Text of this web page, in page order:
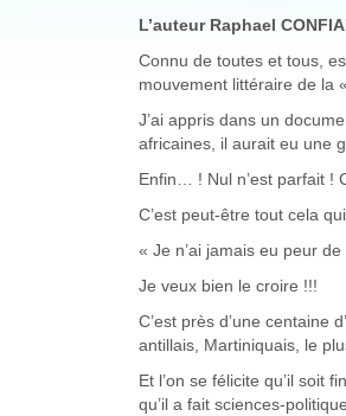
L’auteur Raphael
Connu de toutes et tous,
mouvement littéraire de la
J’ai appris dans un
africaines, il aurait eu une
Enfin… ! Nul n’est parfait !
C’est peut-être tout cela
« Je n’ai jamais eu peur
Je veux bien le croire !!!
C’est près d’une centaine
antillais, Martiniquais, le
Et l’on se félicite qu’il soit
qu’il a fait sciences-